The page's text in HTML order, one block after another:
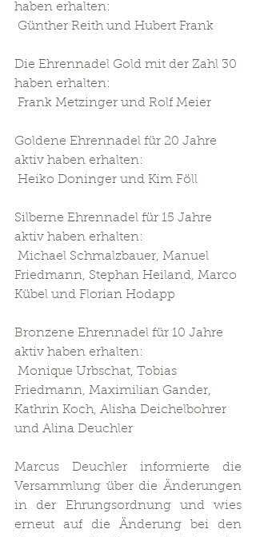
haben erhalten:
Günther Reith und Hubert Frank
Die Ehrennadel Gold mit der Zahl 30
haben erhalten:
Frank Metzinger und Rolf Meier
Goldene Ehrennadel für 20 Jahre
aktiv haben erhalten:
Heiko Doninger und Kim Föll
Silberne Ehrennadel für 15 Jahre
aktiv haben erhalten:
Friedmann, Stephan Heiland, Marco
Kübel und Florian Hodapp
Bronzene Ehrennadel für 10 Jahre
aktiv haben erhalten:
Friedmann, Maximilian Gander,
Kathrin Koch, Alisha Deichelbohrer
und Alina Deuchler
Marcus Deuchler informierte die
Versammlung über die Änderungen
in der Ehrungsordnung und wies
erneut auf die Änderung bei den